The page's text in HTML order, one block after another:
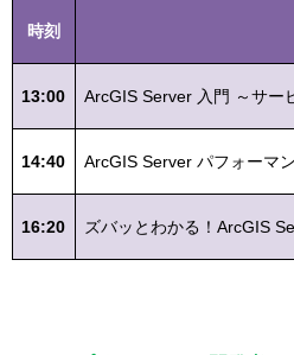
時刻
13:00 ArcGIS Server 入門 ～サー
14:40 ArcGIS Server パフォーマ
16:20 ズバッとわかる！ArcGIS